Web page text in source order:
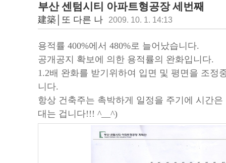
부산 센텀시티 아파트형공장 세번째
建築│또 다른 나 2009. 10. 1. 14:13
용적률 400%에서 480%로 늘어났습니다.
공개공지 확보에 의한 용적률의 완화입니다.
1.2배 완화를 받기위하여 입면 및 평면을 조정
니다.
항상 건축주는 촉박하게 일정을 주기에 시간
대는 겁니다!!! ^__^)